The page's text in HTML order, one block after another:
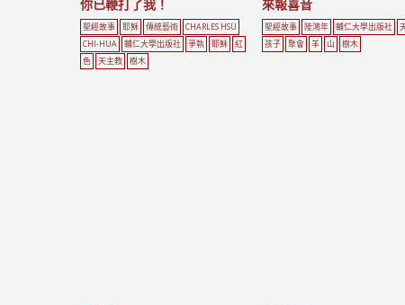
你已鞭打了我！
聖經故事 耶穌 傳統藝術
CHARLES HSÜ
CHI-HUA
輔仁大學出版社 爭執 耶穌
紅
色
天主教 樹木
來報喜音
聖經故事 陸鴻年 輔仁大學出版社
孩子
聚會 羊 山 樹木